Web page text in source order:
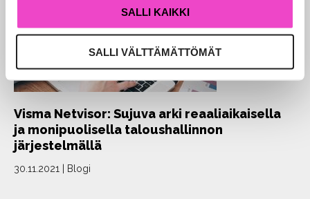
SALLI KAIKKI
SALLI VÄLTTÄMÄTTÖMÄT
Visma Netvisor: Sujuva arki reaaliaikaisella
ja monipuolisella taloushallinnon
järjestelmällä
30.11.2021 Blogi